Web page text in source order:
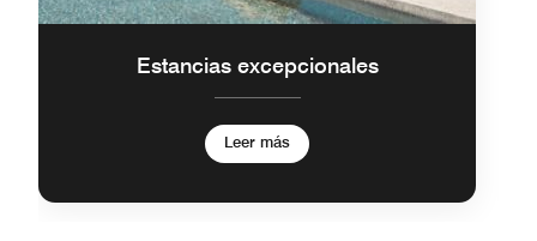
Estancias excepcionales
Leer más